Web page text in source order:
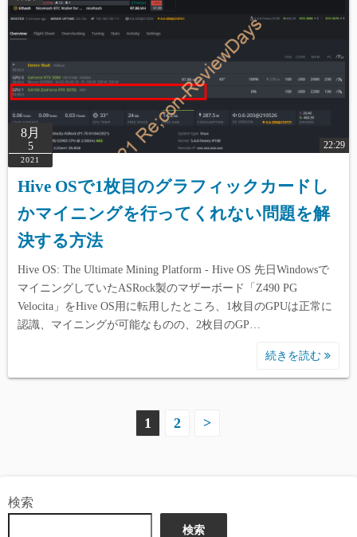
8月
5
2021
22:29
Hive OSで1枚目のグラフィックカードし
かマイニングを行ってくれない問題を解
決する方法
Hive OS: The Ultimate Mining Platform - Hive OS 先日Windowsで
マイニングしていたASRock製のマザーボード「Z490 PG
Velocita」をHive OS用に転用したところ、1枚目のGPUは正常に
認識、マイニングが可能なものの、2枚目のGP…
続きを読む
ペ
1 2 >
検索
検索